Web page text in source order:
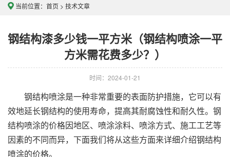
当前位置： 首页 > 技术文章
钢结构漆多少钱一平方米（钢结构喷涂一平
方米需花费多少？）
时间：2024-01-21
钢结构喷涂是一种非常重要的表面防护措施，它可以有
效地延长钢结构的使用寿命，提高其耐腐蚀性和耐久性。钢
结构喷涂的价格因地区、喷涂涂料、喷涂方式、施工工艺等
因素的不同而异，下面我们将从这些方面来详细介绍钢结构
喷涂的价格。